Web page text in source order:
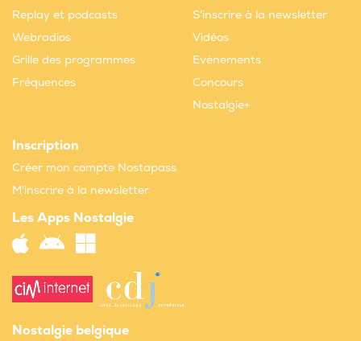
Replay et podcasts
Webradios
Grille des programmes
Fréquences
S'inscrire à la newsletter
Vidéos
Evènements
Concours
Nostalgie+
Inscription
Créer mon compte Nostapass
M'inscrire à la newsletter
Les Apps Nostalgie
Nostalgie belgique